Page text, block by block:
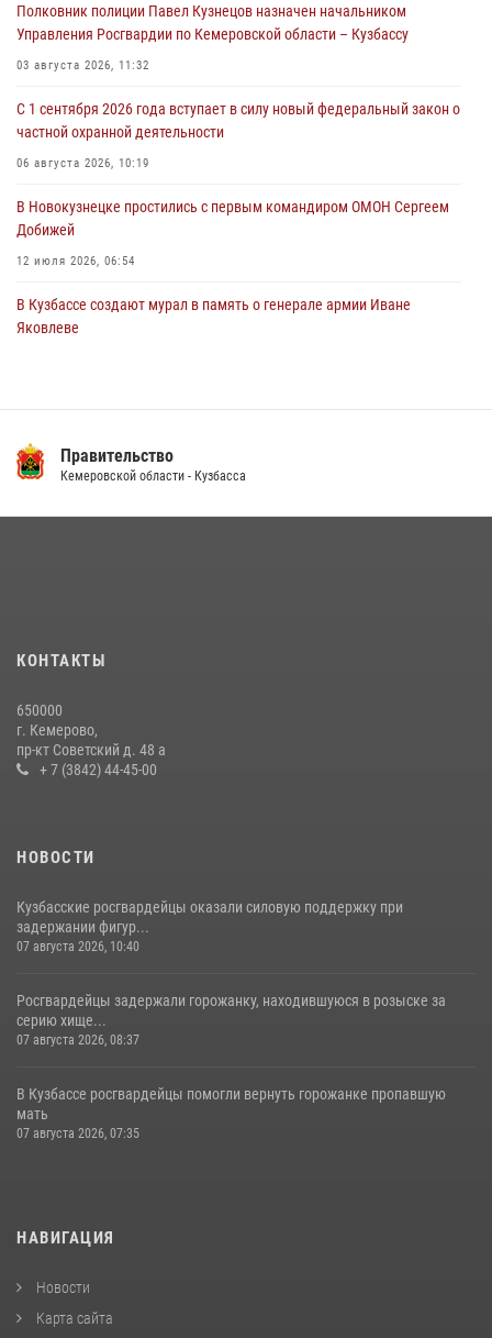
Росгвардейцы задержали мужчину, повредившего имущество
горожанки
06 августа 2026, 08:17
Росгвардейцы пресекли противоправные действия и защитили
новокузнечанку от агрессивного знакомого
06 августа 2026, 07:16
Полковник полиции Павел Кузнецов назначен начальником
Управления Росгвардии по Кемеровской области – Кузбассу
03 августа 2026, 11:32
С 1 сентября 2026 года вступает в силу новый федеральный закон о
частной охранной деятельности
06 августа 2026, 10:19
В Новокузнецке простились с первым командиром ОМОН Сергеем
Добижей
12 июля 2026, 06:54
В Кузбассе создают мурал в память о генерале армии Иване
Яковлеве
14 июля 2026, 08:52 1
20 июля 2026, 08:52
детского дома в рамках всероссийской акции
20 июля 2026, 10:54
Правительство
Кемеровской области - Кузбасса
КОНТАКТЫ
650000
г. Кемерово,
пр-кт Советский д. 48 а
+ 7 (3842) 44-45-00
НОВОСТИ
Кузбасские росгвардейцы оказали силовую поддержку при
задержании фигур...
07 августа 2026, 10:40
Росгвардейцы задержали горожанку, находившуюся в розыске за
серию хище...
07 августа 2026, 08:37
В Кузбассе росгвардейцы помогли вернуть горожанке пропавшую
мать
07 августа 2026, 07:35
НАВИГАЦИЯ
Новости
Карта сайта